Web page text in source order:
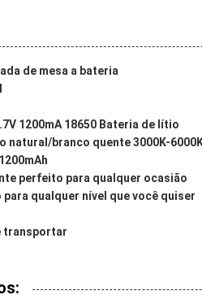
de mesa a bateria
1200mA 18650 Bateria de lítio
natural/branco quente 3000K-
perfeito para qualquer ocasião
qualquer nível que você quiser
transportar